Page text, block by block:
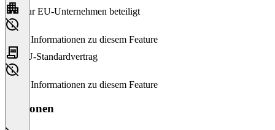
Nur EU-Unternehmen beteiligt
Keine Informationen zu diesem Feature
EU-Standardvertrag
Keine Informationen zu diesem Feature
Versionen